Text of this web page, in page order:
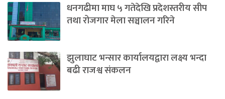
धनगढीमा माघ ५ गतेदेखि प्रदेशस्तरीय सीप
तथा रोजगार मेला सञ्चालन गरिने
झुलाघाट भन्सार कार्यालयद्वारा लक्ष्य भन्दा
बढी राजश्व संकलन